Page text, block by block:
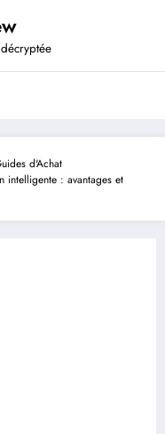
d'Achat
intelligente : avantages et